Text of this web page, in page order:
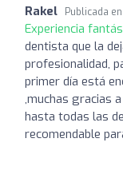
Rakel Publicada en
Experiencia
dentista que la
profesionalidad,
primer día está
,muchas gracias
hasta todas las
recomendable